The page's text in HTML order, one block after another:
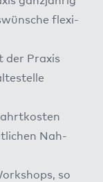
fle­xi­
der Pra­xis
Nah­
so